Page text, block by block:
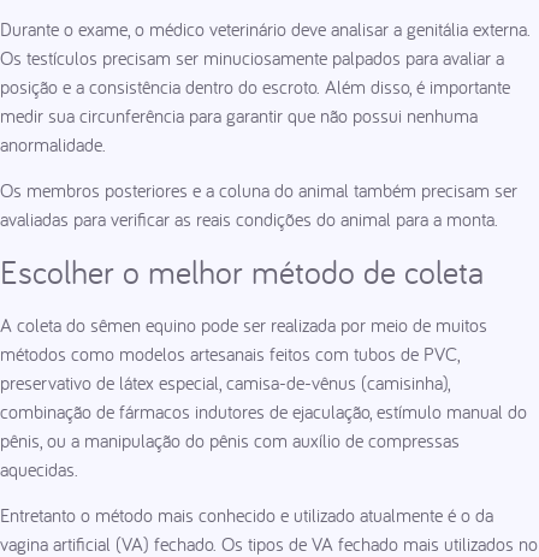
Durante o exame, o médico veterinário deve analisar a genitália externa.
Os testículos precisam ser minuciosamente palpados para avaliar a
posição e a consistência dentro do escroto. Além disso, é importante
medir sua circunferência para garantir que não possui nenhuma
anormalidade.
Os membros posteriores e a coluna do animal também precisam ser
avaliadas para verificar as reais condições do animal para a monta.
Escolher o melhor método de coleta
A coleta do sêmen equino pode ser realizada por meio de muitos
métodos como modelos artesanais feitos com tubos de PVC,
preservativo de látex especial, camisa-de-vênus (camisinha),
combinação de fármacos indutores de ejaculação, estímulo manual do
pênis, ou a manipulação do pênis com auxílio de compressas
aquecidas.
Entretanto o método mais conhecido e utilizado atualmente é o da
vagina artificial (VA) fechado. Os tipos de VA fechado mais utilizados no